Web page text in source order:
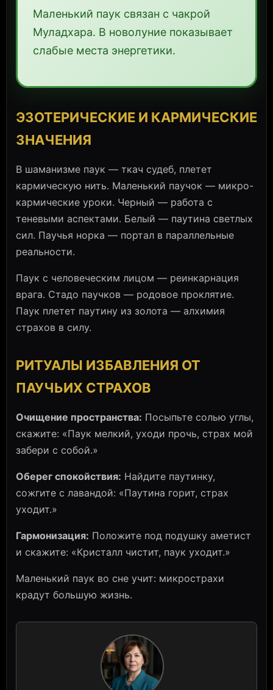
Маленький паук связан с чакрой
Муладхара. В новолуние показывает
слабые места энергетики.
ЭЗОТЕРИЧЕСКИЕ И КАРМИЧЕСКИЕ
ЗНАЧЕНИЯ
В шаманизме паук — ткач судеб, плетет
кармическую нить. Маленький паучок — микро-
кармические уроки. Черный — работа с
теневыми аспектами. Белый — паутина светлых
сил. Паучья норка — портал в параллельные
реальности.
Паук с человеческим лицом — реинкарнация
врага. Стадо паучков — родовое проклятие.
Паук плетет паутину из золота — алхимия
страхов в силу.
РИТУАЛЫ ИЗБАВЛЕНИЯ ОТ
ПАУЧЬИХ СТРАХОВ
Очищение пространства: Посыпьте солью углы,
скажите: «Паук мелкий, уходи прочь, страх мой
забери с собой.»
Оберег спокойствия: Найдите паутинку,
сожгите с лавандой: «Паутина горит, страх
уходит.»
Гармонизация: Положите под подушку аметист
и скажите: «Кристалл чистит, паук уходит.»
Маленький паук во сне учит: микрострахи
крадут большую жизнь.